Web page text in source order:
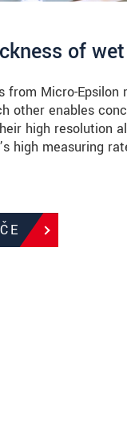
of
from Micro-
other enables
high resolution
high measuring